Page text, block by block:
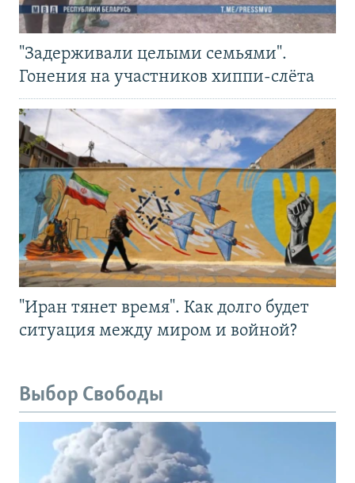
"Задерживали целыми семьями".
Гонения на участников хиппи-слёта
"Иран тянет время". Как долго будет
ситуация между миром и войной?
Выбор Свободы